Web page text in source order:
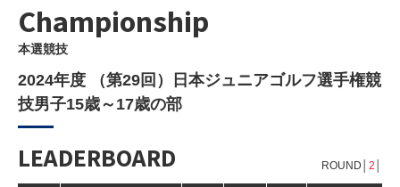
Championship
本選競技
2024年度 （第29回）日本ジュニアゴルフ選手権競
技男子15歳～17歳の部
LEADERBOARD ROUND│ 2